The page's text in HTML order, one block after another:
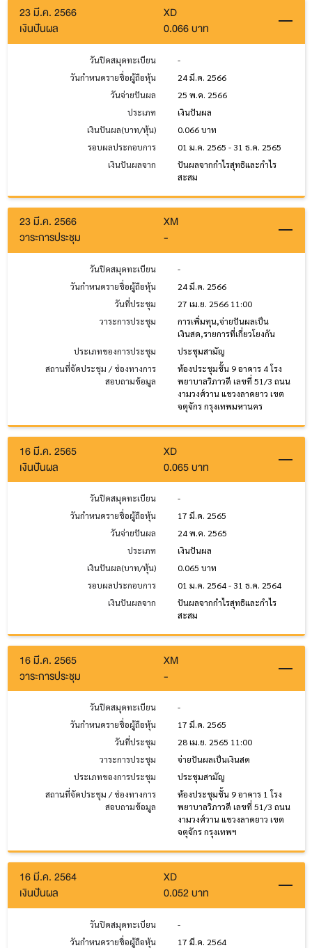
23 มี.ค. 2566
XD
เงินปันผล
0.066 บาท
วันปิดสมุดทะเบียน
-
วันกำหนดรายชื่อผู้ถือหุ้น
24 มี.ค. 2566
วันจ่ายปันผล
25 พ.ค. 2566
ประเภท
เงินปันผล
เงินปันผล(บาท/หุ้น)
0.066 บาท
รอบผลประกอบการ
01 ม.ค. 2565 - 31 ธ.ค. 2565
เงินปันผลจาก
ปันผลจากกำไรสุทธิและกำไร
สะสม
23 มี.ค. 2566
XM
วาระการประชุม
-
วันปิดสมุดทะเบียน
-
วันกำหนดรายชื่อผู้ถือหุ้น
24 มี.ค. 2566
วันที่ประชุม
27 เม.ย. 2566 11:00
วาระการประชุม
การเพิ่มทุน,จ่ายปันผลเป็น
เงินสด,รายการที่เกี่ยวโยงกัน
ประเภทของการประชุม
ประชุมสามัญ
สถานที่จัดประชุม / ช่องทางการ
สอบถามข้อมูล
ห้องประชุมชั้น 9 อาคาร 4 โรง
พยาบาลวิภาวดี เลขที่ 51/3 ถนน
งามวงศ์วาน แขวงลาดยาว เขต
จตุจักร กรุงเทพมหานคร
16 มี.ค. 2565
XD
เงินปันผล
0.065 บาท
วันปิดสมุดทะเบียน
-
วันกำหนดรายชื่อผู้ถือหุ้น
17 มี.ค. 2565
วันจ่ายปันผล
24 พ.ค. 2565
ประเภท
เงินปันผล
เงินปันผล(บาท/หุ้น)
0.065 บาท
รอบผลประกอบการ
01 ม.ค. 2564 - 31 ธ.ค. 2564
เงินปันผลจาก
ปันผลจากกำไรสุทธิและกำไร
สะสม
16 มี.ค. 2565
XM
วาระการประชุม
-
วันปิดสมุดทะเบียน
-
วันกำหนดรายชื่อผู้ถือหุ้น
17 มี.ค. 2565
วันที่ประชุม
28 เม.ย. 2565 11:00
วาระการประชุม
จ่ายปันผลเป็นเงินสด
ประเภทของการประชุม
ประชุมสามัญ
สถานที่จัดประชุม / ช่องทางการ
สอบถามข้อมูล
ห้องประชุมชั้น 9 อาคาร 1 โรง
พยาบาลวิภาวดี เลขที่ 51/3 ถนน
งามวงศ์วาน แขวงลาดยาว เขต
จตุจักร กรุงเทพฯ
16 มี.ค. 2564
XD
เงินปันผล
0.052 บาท
วันปิดสมุดทะเบียน
-
วันกำหนดรายชื่อผู้ถือหุ้น
17 มี.ค. 2564